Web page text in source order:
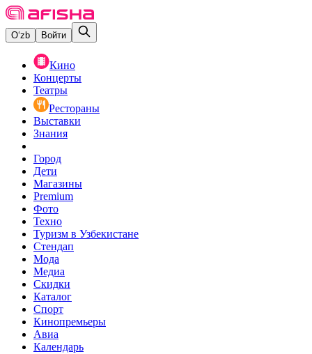
O‘zb Войти
Кино
Концерты
Театры
Рестораны
Выставки
Знания
Город
Дети
Магазины
Premium
Фото
Техно
Туризм в Узбекистане
Стендап
Мода
Медиа
Скидки
Каталог
Спорт
Кинопремьеры
Авиа
Календарь